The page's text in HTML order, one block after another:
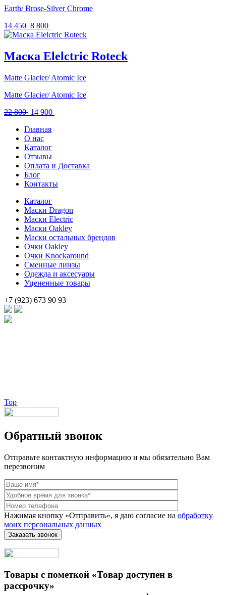
Earth/ Brose-Silver Chrome
14 450 Первоначальная
цена
450 .
8 800
цена:
800 .
Маска Elelctric Roteck
Matte Glacier/ Atomic Ice
Matte Glacier/ Atomic Ice
22 800 Первоначальная
составляла
22
800 .
14 900
Главная
О нас
Каталог
Отзывы
Оплата и Доставка
Блог
Контакты
Каталог
Маски Dragon
Маски Electric
Маски Oakley
Маски остальных брендов
Очки Oakley
Очки Knockaround
Сменные линзы
Одежда и аксесуары
Уцененные товары
+7 (923) 673 90 93
Top
Обратный звонок
Отправьте контактную информацию и мы обязательно Вам
перезвоним
Нажимая кнопку «Отправить», я даю согласие на обработку
моих персональных данных
Товары с пометкой «Товар доступен в
рассрочку»